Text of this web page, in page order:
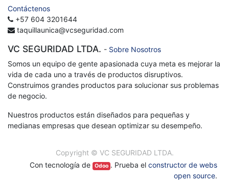
Contáctenos
+57 604 3201644
taquillaunica@vcseguridad.com
VC SEGURIDAD LTDA. - Sobre Nosotros
Somos un equipo de gente apasionada cuya meta es mejorar la
vida de cada uno a través de productos disruptivos.
Construimos grandes productos para solucionar sus problemas
de negocio.
Nuestros productos están diseñados para pequeñas y
medianas empresas que desean optimizar su desempeño.
Copyright © VC SEGURIDAD LTDA.
Con tecnología de
Odoo . Prueba el constructor de webs
open source.